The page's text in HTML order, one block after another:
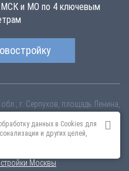
и МО по 4 ключевым
г. Серпухов, площадь Ленина,
квартиру в новом жилом
Квартиры различных
Москвы
данных в Cookies для
и других целей,